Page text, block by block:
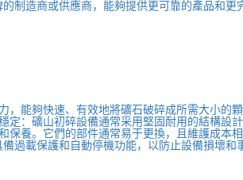
制造商或供應商，能夠提供更可靠的產品和更
能夠快速、有效地將礦石破碎成所需大小
：礦山初碎設備通常采用堅固耐用的結構
養。它們的部件通常易于更換，且維護成
過載保護和自動停機功能，以防止設備損壞和